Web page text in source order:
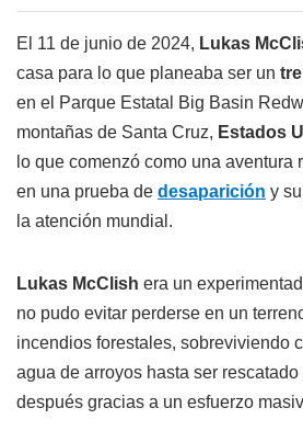
El 11 de junio de 2024, Lukas
casa para lo que planeaba ser un
en el Parque Estatal Big Basin
montañas de Santa Cruz, Estados
lo que comenzó como una aventura
en una prueba de desaparición y
la atención mundial.
Lukas McClish era un
no pudo evitar perderse en un
incendios forestales, sobreviviendo
agua de arroyos hasta ser
después gracias a un esfuerzo